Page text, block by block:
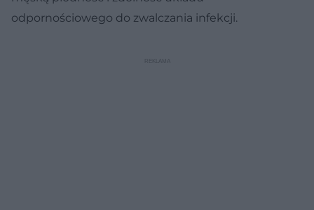
odpornościowego do zwalczania infekcji.